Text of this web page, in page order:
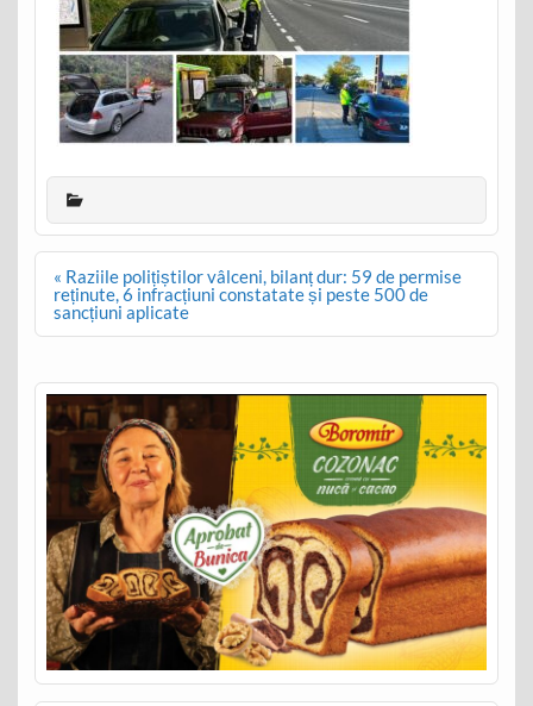
Post
navigation
« Raziile polițiștilor vâlceni, bilanț dur: 59 de permise
reținute, 6 infracțiuni constatate și peste 500 de
sancțiuni aplicate